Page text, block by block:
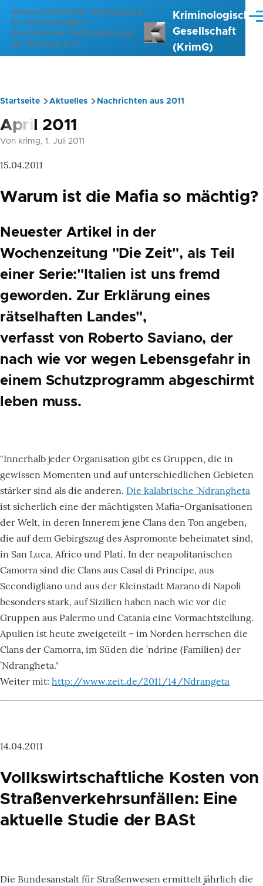
Direkt zum Inhalt
Wissenschaftliche Vereinigung
für Kriminologie in
Deutschland, Österreich und
der Schweiz e.V.
Kriminologische
Gesellschaft
(KrimG)
Pfadnavigation
Startseite Aktuelles Nachrichten aus 2011
April 2011
Von krimg, 1. Juli 2011
15.04.2011
Warum ist die Mafia so mächtig?
Neuester Artikel in der
Wochenzeitung "Die Zeit", als Teil
einer Serie:"Italien ist uns fremd
geworden. Zur Erklärung eines
rätselhaften Landes",
verfasst von Roberto Saviano, der
nach wie vor wegen Lebensgefahr in
einem Schutzprogramm abgeschirmt
leben muss.
"Innerhalb jeder Organisation gibt es Gruppen, die in
gewissen Momenten und auf unterschiedlichen Gebieten
stärker sind als die anderen. Die kalabrische ’Ndrangheta
ist sicherlich eine der mächtigsten Mafia-Organisationen
der Welt, in deren Innerem jene Clans den Ton angeben,
die auf dem Gebirgszug des Aspromonte beheimatet sind,
in San Luca, Africo und Platì. In der neapolitanischen
Camorra sind die Clans aus Casal di Principe, aus
Secondigliano und aus der Kleinstadt Marano di Napoli
besonders stark, auf Sizilien haben nach wie vor die
Gruppen aus Palermo und Catania eine Vormachtstellung.
Apulien ist heute zweigeteilt – im Norden herrschen die
Clans der Camorra, im Süden die ’ndrine (Familien) der
’Ndrangheta."
Weiter mit: http://www.zeit.de/2011/14/Ndrangeta
14.04.2011
Vollkswirtschaftliche Kosten von
Straßenverkehrsunfällen: Eine
aktuelle Studie der BASt
Die Bundesanstalt für Straßenwesen ermittelt jährlich die